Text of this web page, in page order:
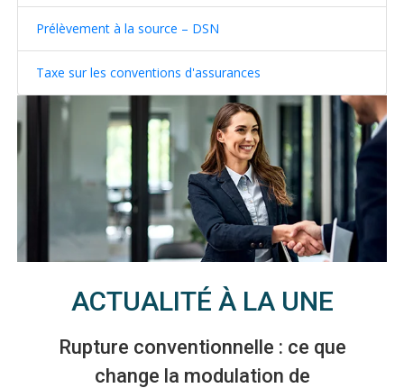
Prélèvement à la source – DSN
Taxe sur les conventions d'assurances
ACTUALITÉ À LA UNE
Rupture conventionnelle : ce que
change la modulation de